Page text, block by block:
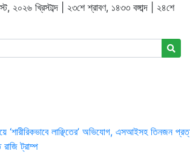
২০২৬ খ্রিস্টাব্দ | ২৩শে শ্রাবণ, ১৪৩৩ বঙ্গাব্দ | ২৪শে
‘শারীরিকভাবে লাঞ্ছিতের’ অভিযোগ, এসআইসহ তিনজন
ট্রাম্প